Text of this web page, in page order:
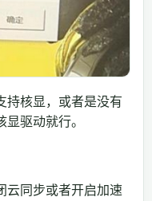
持核显，或者是没有
驱动就行。
云同步或者开启加速